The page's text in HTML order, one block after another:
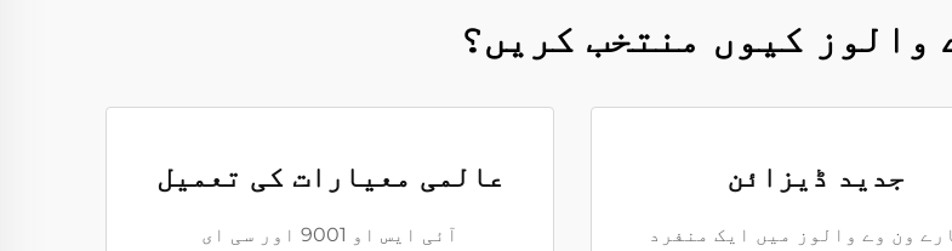
والوز کیوں منتخب کریں؟
جدید ڈیزائن
ون وے والوز میں ایک منفرد
عالمی معیارات کی تعمیل
آئی ایس او 9001 اور سی ای